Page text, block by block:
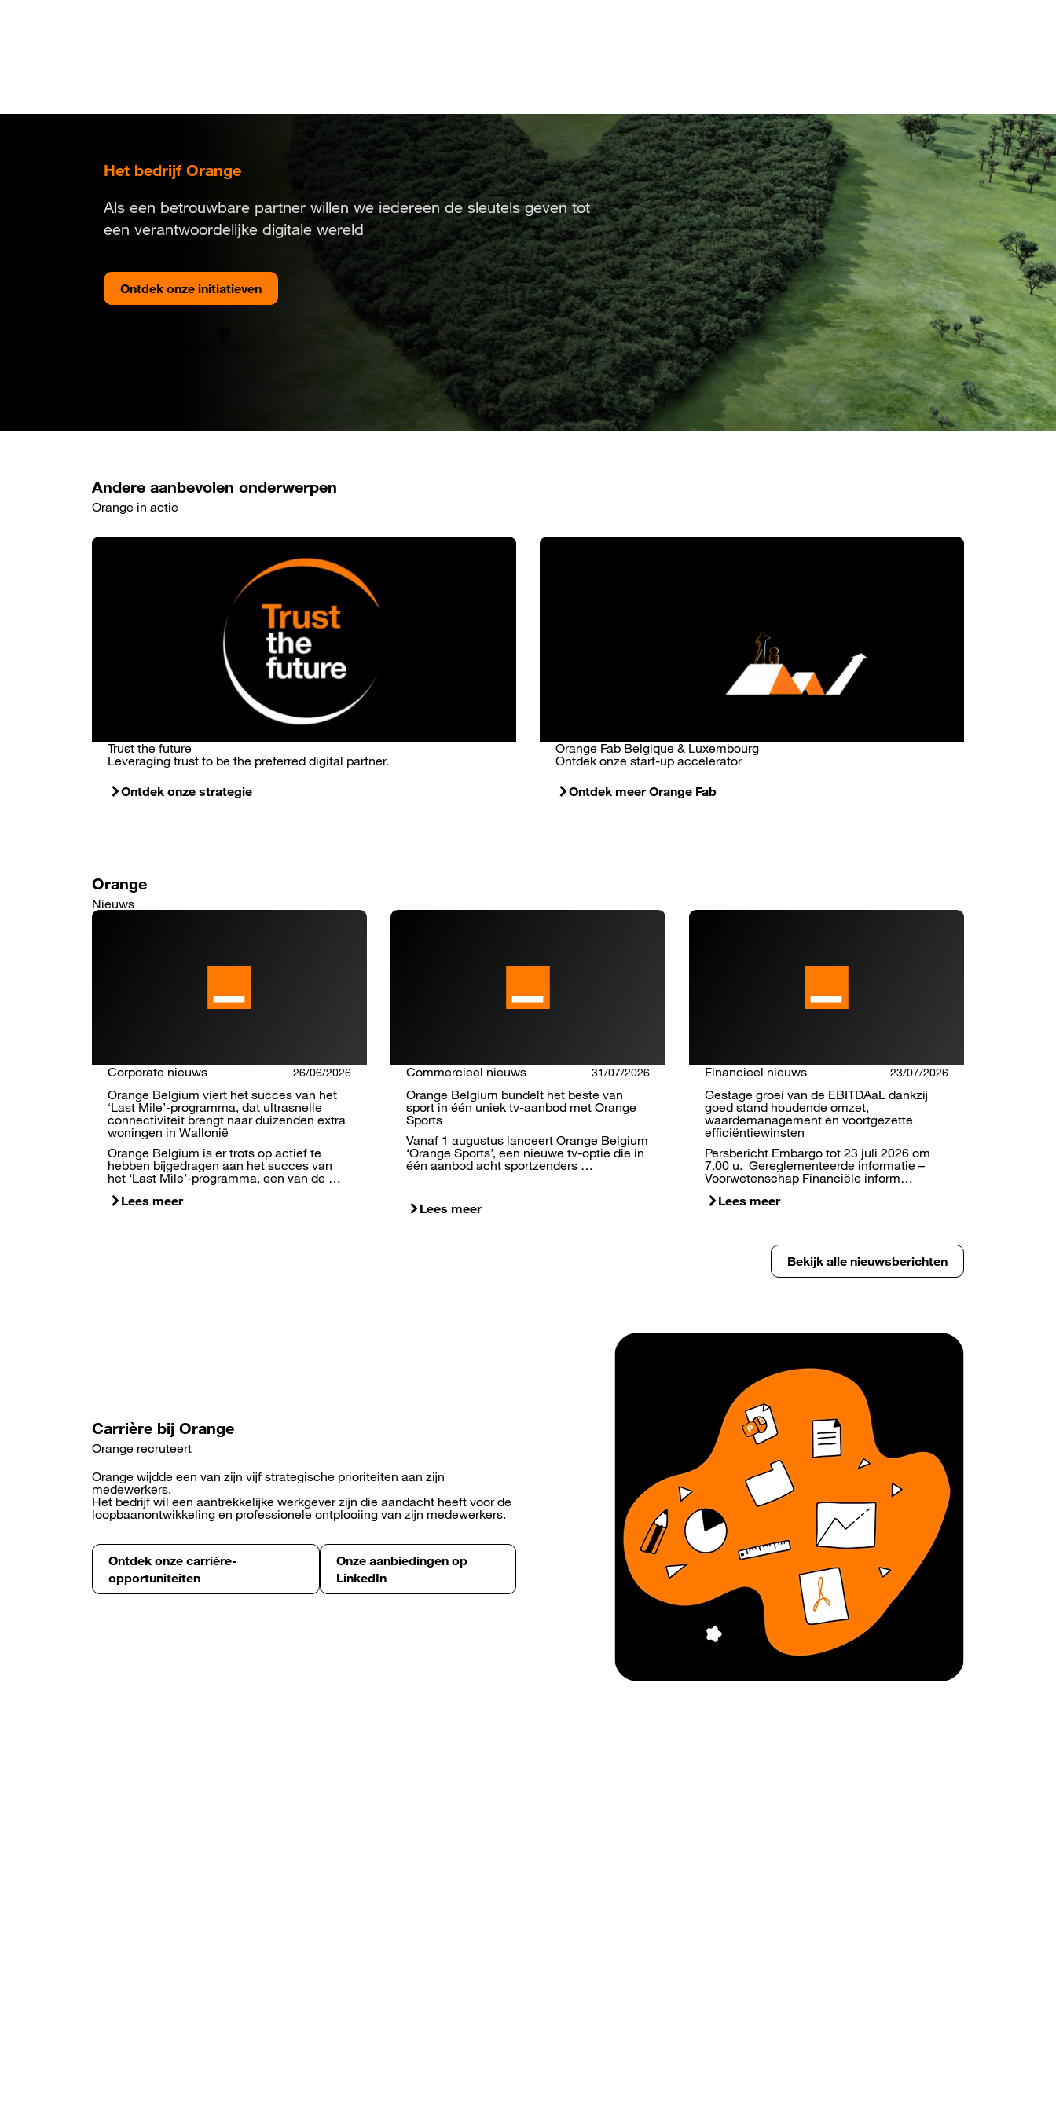
Het bedrijf Orange
Als een betrouwbare partner willen we iedereen de sleutels geven tot
een verantwoordelijke digitale wereld​
Ontdek onze initiatieven
Andere aanbevolen onderwerpen
Orange in actie
Trust the future
Leveraging trust to be the preferred digital partner.
Ontdek onze strategie
Orange Fab Belgique & Luxembourg
Ontdek onze start-up accelerator
Ontdek meer Orange Fab
Orange
Nieuws
Corporate nieuws 26/06/2026
Orange Belgium viert het succes van het
‘Last Mile’-programma, dat ultrasnelle
connectiviteit brengt naar duizenden extra
woningen in Wallonië
Orange Belgium is er trots op actief te
hebben bijgedragen aan het succes van
het ‘Last Mile’-programma, een van de …
Lees meer
Commercieel nieuws 31/07/2026
Orange Belgium bundelt het beste van
sport in één uniek tv-aanbod met Orange
Sports
Vanaf 1 augustus lanceert Orange Belgium
‘Orange Sports’, een nieuwe tv-optie die in
één aanbod acht sportzenders …
Lees meer
Financieel nieuws 23/07/2026
Gestage groei van de EBITDAaL dankzij
goed stand houdende omzet,
waardemanagement en voortgezette
efficiëntiewinsten
Persbericht Embargo tot 23 juli 2026 om
7.00 u. Gereglementeerde informatie –
Voorwetenschap Financiële inform…
Lees meer
Bekijk alle nieuwsberichten
Carrière bij Orange
Orange recruteert
Orange wijdde een van zijn vijf strategische prioriteiten aan zijn
medewerkers.
Het bedrijf wil een aantrekkelijke werkgever zijn die aandacht heeft voor de
loopbaanontwikkeling en professionele ontplooiing van zijn medewerkers.
Ontdek onze carrière-
opportuniteiten
Onze aanbiedingen op
LinkedIn